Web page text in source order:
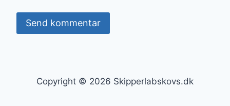
Copyright © 2026 Skipperlabskovs.dk